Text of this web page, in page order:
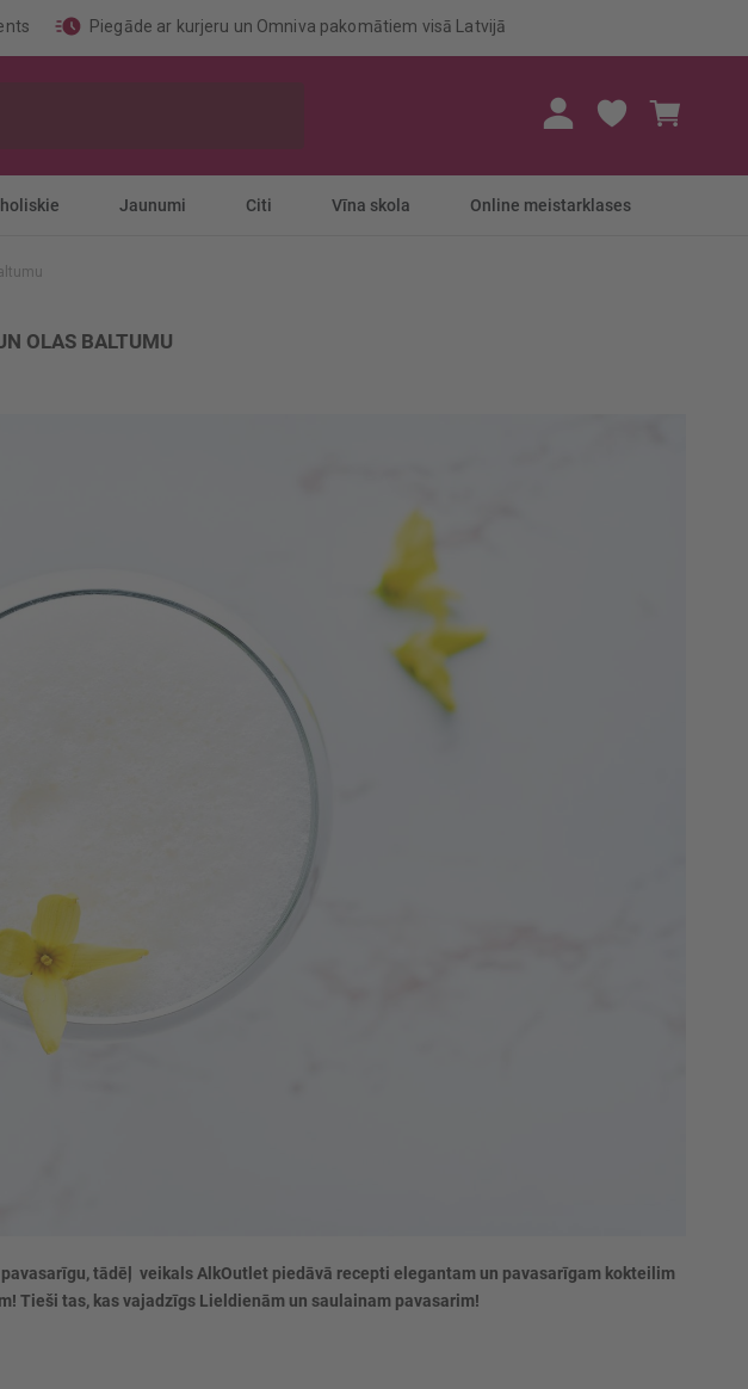
Piegāde ar kurjeru un Omniva pakomātiem visā Latvijā
Jaunumi Citi Vīna skola Online meistarklases
OLAS BALTUMU
tādēļ veikals AlkOutlet piedāvā recepti elegantam un pavasarīgam kokteilim
Tieši tas, kas vajadzīgs Lieldienām un saulainam pavasarim!